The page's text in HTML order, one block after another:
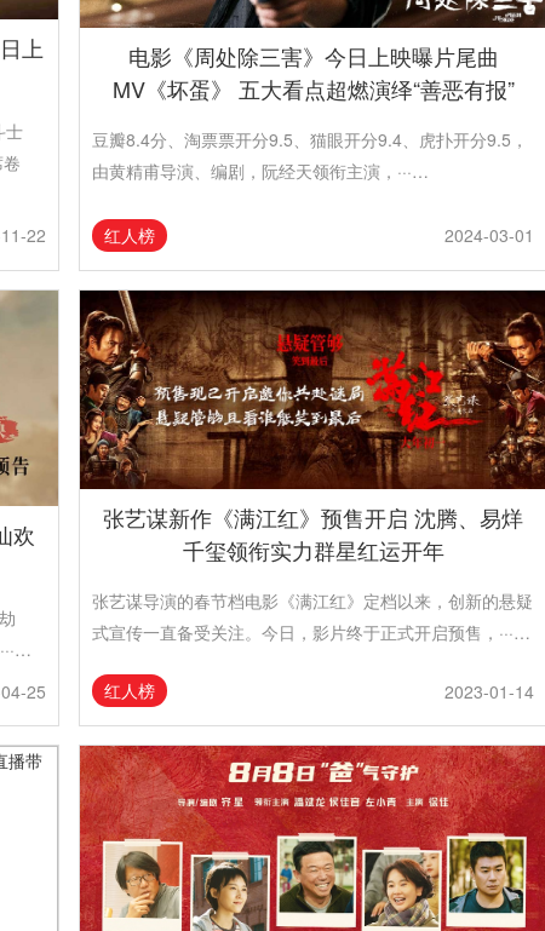
上
士
22
电影《周处除三害》今日上映曝片尾曲
MV《坏蛋》 五大看点超燃演绎“善恶有报”
豆瓣8.4分、淘票票开分9.5、猫眼开分9.4、虎扑开分9.5，
由黄精甫导演、编剧，阮经天领衔主演，···…
红人榜 2024-03-01
欢
25
张艺谋新作《满江红》预售开启 沈腾、易烊
千玺领衔实力群星红运开年
张艺谋导演的春节档电影《满江红》定档以来，创新的悬疑
式宣传一直备受关注。今日，影片终于正式开启预售，···…
红人榜 2023-01-14